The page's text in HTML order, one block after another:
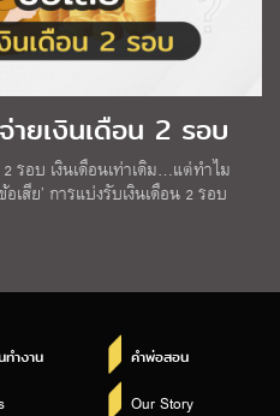
ยเงินเดือน 2 รอบ
รอบ เงินเดือนเท่าเดิม…แต่ทำไม
สีย’ การแบ่งรับเงินเดือน 2 รอบ
ทำงาน คำพ่อสอน
Our Story